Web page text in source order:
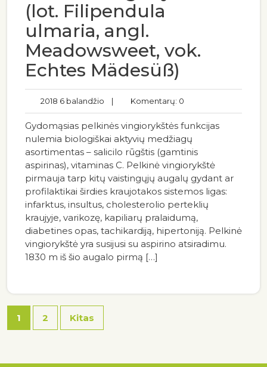
(lot. Filipendula
ulmaria, angl.
Meadowsweet, vok.
Echtes Mädesüß)
2018 6 balandžio | Komentarų: 0
Gydomąsias pelkinės vingiorykštės funkcijas
nulemia biologiškai aktyvių medžiagų
asortimentas – salicilo rūgštis (gamtinis
aspirinas), vitaminas C. Pelkinė vingiorykštė
pirmauja tarp kitų vaistingųjų augalų gydant ar
profilaktikai širdies kraujotakos sistemos ligas:
infarktus, insultus, cholesterolio perteklių
kraujyje, varikozę, kapiliarų pralaidumą,
diabetines opas, tachikardiją, hipertoniją. Pelkinė
vingiorykštė yra susijusi su aspirino atsiradimu.
1830 m iš šio augalo pirmą […]
1 2 Kitas